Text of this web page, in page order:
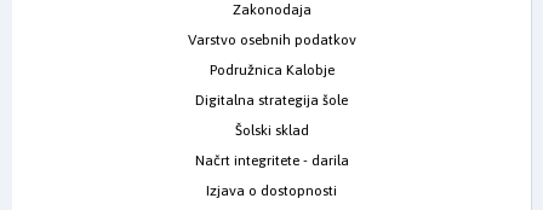
Zakonodaja
Varstvo osebnih podatkov
Podružnica Kalobje
Digitalna strategija šole
Šolski sklad
Načrt integritete - darila
Izjava o dostopnosti